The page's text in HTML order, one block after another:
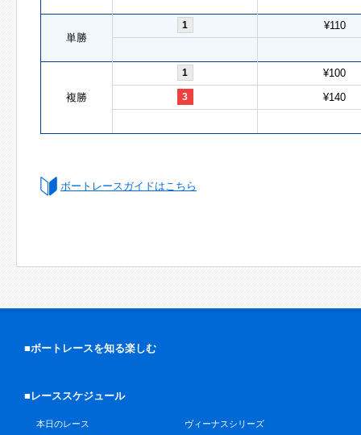
単勝
1 ¥110
複勝
1 ¥100
3 ¥140
ボートレースガイドはこちら
■ボートレースを知る楽しむ
■レーススケジュール
本日のレース
ヴィーナスシリーズ